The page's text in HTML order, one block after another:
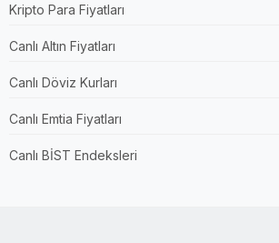
Kripto Para Fiyatları
Canlı Altın Fiyatları
Canlı Döviz Kurları
Canlı Emtia Fiyatları
Canlı BİST Endeksleri